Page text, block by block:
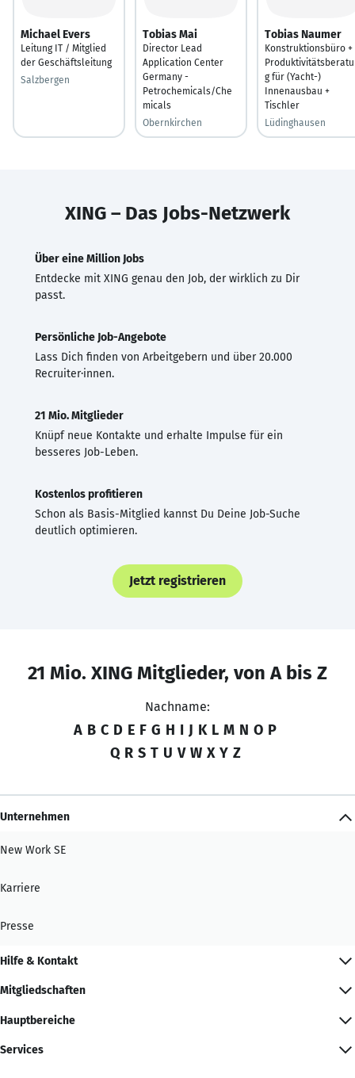
Michael Evers
Leitung IT / Mitglied
der Geschäftsleitung
Salzbergen
Tobias Mai
Director Lead
Application Center
Germany -
Petrochemicals/Che
micals
Obernkirchen
Tobias Naumer
Konstruktionsbüro +
g für (Yacht-)
Innenausbau +
Tischler
Lüdinghausen
XING – Das Jobs-Netzwerk
Über eine Million Jobs
Entdecke mit XING genau den Job, der wirklich zu Dir
passt.
Persönliche Job-Angebote
Lass Dich finden von Arbeitgebern und über 20.000
Recruiter·innen.
21 Mio. Mitglieder
Knüpf neue Kontakte und erhalte Impulse für ein
besseres Job-Leben.
Kostenlos profitieren
Schon als Basis-Mitglied kannst Du Deine Job-Suche
deutlich optimieren.
Jetzt registrieren
21 Mio. XING Mitglieder, von A bis Z
Nachname:
A B C D E F G H I J K L M N O P
Q R S T U V W X Y Z
Unternehmen
New Work SE
Karriere
Presse
Hilfe & Kontakt
Mitgliedschaften
Hauptbereiche
Services